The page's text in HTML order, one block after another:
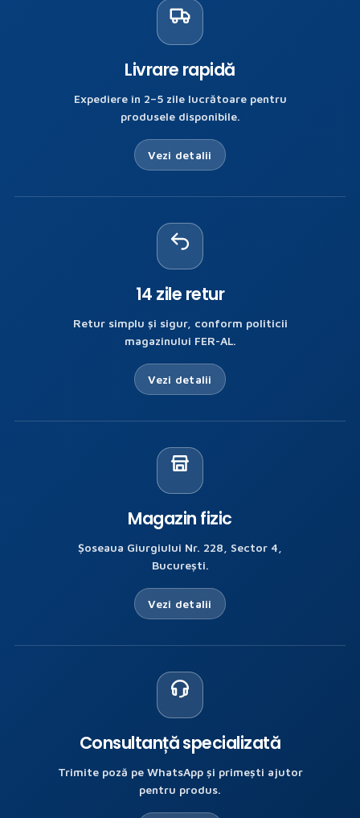
Livrare rapidă
Expediere în 2–5 zile lucrătoare pentru
produsele disponibile.
Vezi detalii
14 zile retur
Retur simplu și sigur, conform politicii
magazinului FER-AL.
Vezi detalii
Magazin fizic
Șoseaua Giurgiului Nr. 228, Sector 4,
București.
Vezi detalii
Consultanță specializată
Trimite poză pe WhatsApp și primești ajutor
pentru produs.